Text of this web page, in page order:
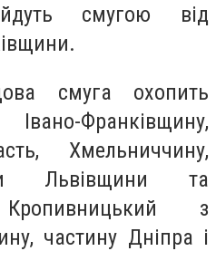
смугою від
смуга охопить
Франківщину,
Хмельниччину,
Львівщини та
з
частину Дніпра і